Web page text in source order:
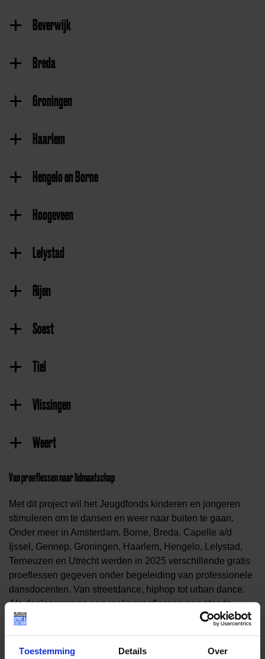
Toestemming Details Over
Beverwijk
Breda
Groningen
Haarlem
Hengelo en Borne
Hoogeveen
Lelystad
Rijen
Soest
Tiel
Vlissingen
Weert
Van proeflessen naar lidmaatschap
Met dit project wil het Jeugdfonds kinderen en jongeren
stimuleren om te dansen en weer naar buiten te gaan.
Onder meer in Amsterdam, Borne, Breda, Capelle a/d
Ijssel, Gennep, Groningen, Haarlem, Hengelo, Lelystad,
Terneuzen en Utrecht werden in 2025 verschillende gratis
proeflessen gegeven onder begeleiding van professionele
dansdocenten. Van streetdance, hiphop tot urban dance.
Als deelnemers na een reeks proeflessen nog steeds
enthousiast zijn, kunnen ze via de dansleraar en met hulp